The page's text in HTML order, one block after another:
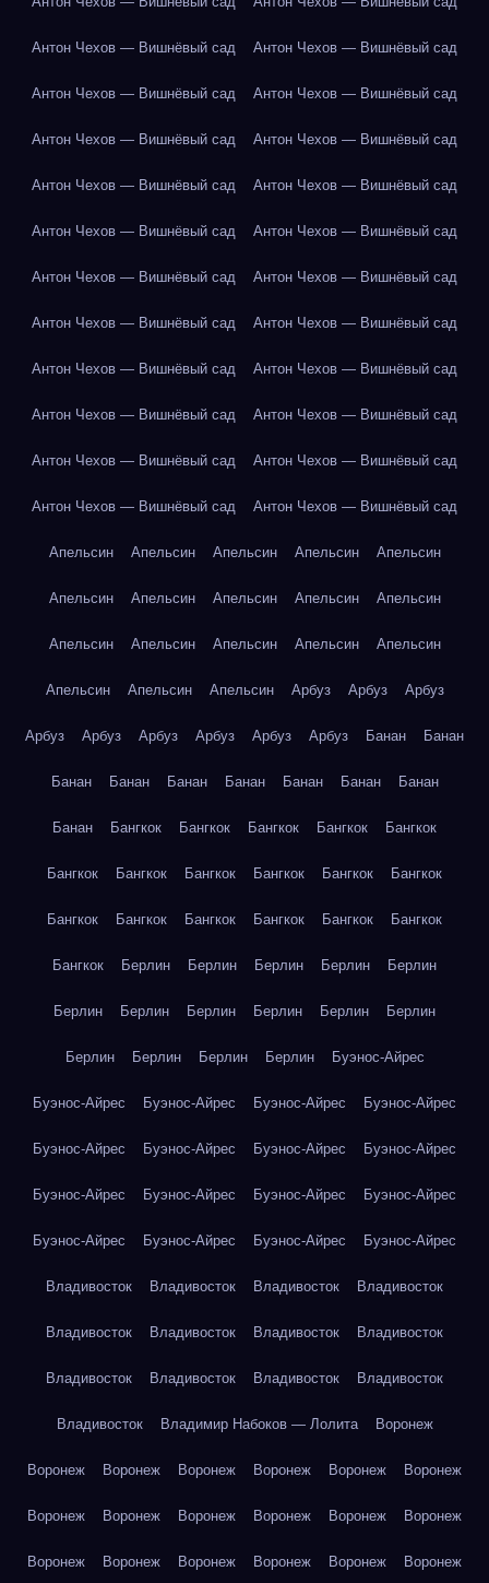
Антон Чехов — Вишнёвый сад Антон Чехов — Вишнёвый сад
Антон Чехов — Вишнёвый сад Антон Чехов — Вишнёвый сад
Антон Чехов — Вишнёвый сад Антон Чехов — Вишнёвый сад
Антон Чехов — Вишнёвый сад Антон Чехов — Вишнёвый сад
Антон Чехов — Вишнёвый сад Антон Чехов — Вишнёвый сад
Антон Чехов — Вишнёвый сад Антон Чехов — Вишнёвый сад
Антон Чехов — Вишнёвый сад Антон Чехов — Вишнёвый сад
Антон Чехов — Вишнёвый сад Антон Чехов — Вишнёвый сад
Антон Чехов — Вишнёвый сад Антон Чехов — Вишнёвый сад
Антон Чехов — Вишнёвый сад Антон Чехов — Вишнёвый сад
Антон Чехов — Вишнёвый сад Антон Чехов — Вишнёвый сад
Апельсин Апельсин Апельсин Апельсин Апельсин
Апельсин Апельсин Апельсин Апельсин Апельсин
Апельсин Апельсин Апельсин Апельсин Апельсин
Апельсин Апельсин Апельсин Арбуз Арбуз Арбуз
Арбуз Арбуз Арбуз Арбуз Арбуз Арбуз Банан Банан
Банан Банан Банан Банан Банан Банан Банан
Банан Бангкок Бангкок Бангкок Бангкок Бангкок
Бангкок Бангкок Бангкок Бангкок Бангкок Бангкок
Бангкок Бангкок Бангкок Бангкок Бангкок Бангкок
Бангкок Берлин Берлин Берлин Берлин Берлин
Берлин Берлин Берлин Берлин Берлин Берлин
Берлин Берлин Берлин Берлин Буэнос-Айрес
Буэнос-Айрес Буэнос-Айрес Буэнос-Айрес Буэнос-Айрес
Буэнос-Айрес Буэнос-Айрес Буэнос-Айрес Буэнос-Айрес
Буэнос-Айрес Буэнос-Айрес Буэнос-Айрес Буэнос-Айрес
Буэнос-Айрес Буэнос-Айрес Буэнос-Айрес Буэнос-Айрес
Владивосток Владивосток Владивосток Владивосток
Владивосток Владивосток Владивосток Владивосток
Владивосток Владивосток Владивосток Владивосток
Владивосток Владимир Набоков — Лолита Воронеж
Воронеж Воронеж Воронеж Воронеж Воронеж Воронеж
Воронеж Воронеж Воронеж Воронеж Воронеж Воронеж
Воронеж Воронеж Воронеж Воронеж Воронеж Воронеж